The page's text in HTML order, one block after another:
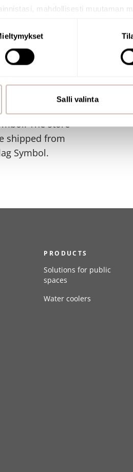
mahdollisesti muutaman
ja miten voit määrittää
evästeilmoituksessa.
jaamme sosiaalisen median,
sivustoamme. Kumppanimme
Salli valinta
The store
shipped from
Symbol.
PRODUCTS
Solutions for public
spaces
Water coolers